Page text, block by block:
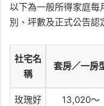
以下為一般所得家庭每
別、坪數及正式公告認
社宅名
稱
套房／一房
玫瑰好
13,020～